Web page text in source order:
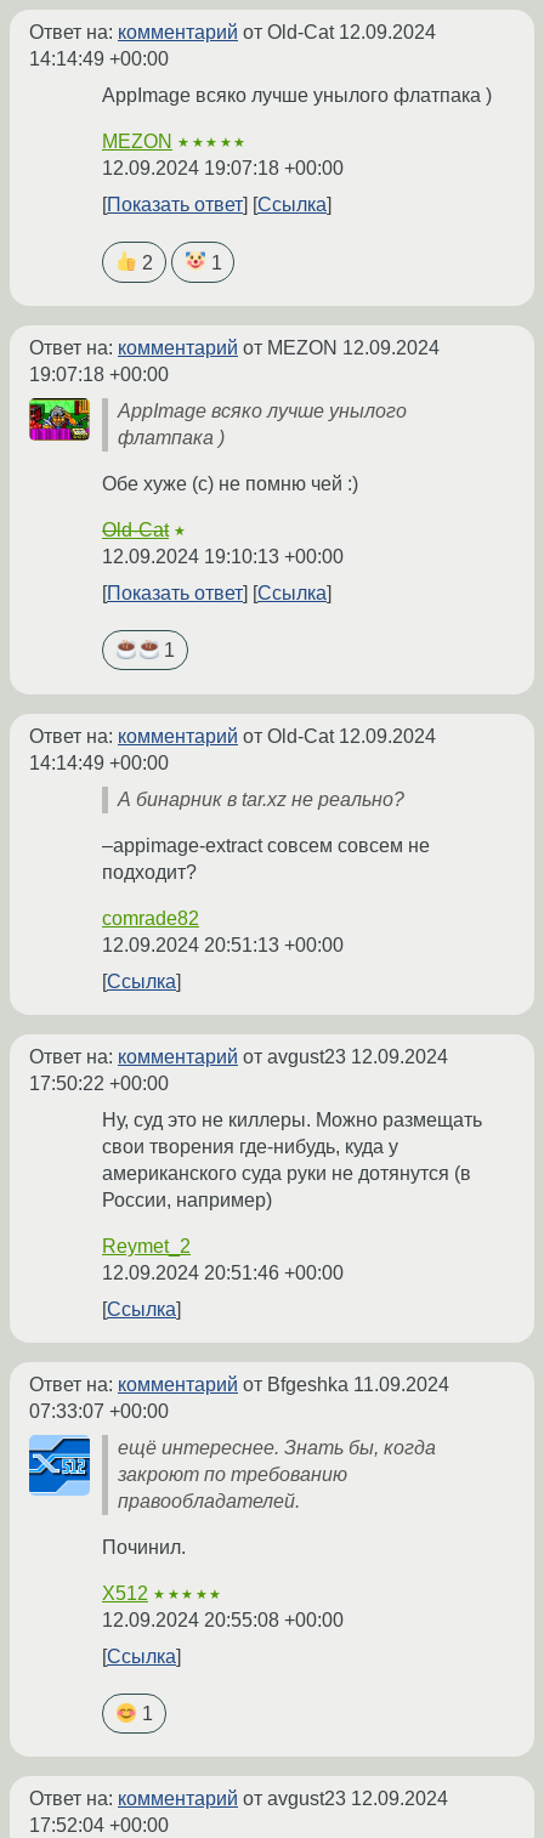
Ответ на: комментарий от Old-Cat 12.09.2024
14:14:49 +00:00
AppImage всяко лучше унылого флатпака )
MEZON ★★★★★
12.09.2024 19:07:18 +00:00
Показать ответ
Ссылка
2 1
Ответ на: комментарий от MEZON 12.09.2024
19:07:18 +00:00
AppImage всяко лучше унылого
флатпака )
Обе хуже (с) не помню чей :)
Old-Cat ★
12.09.2024 19:10:13 +00:00
Показать ответ
Ссылка
1
Ответ на: комментарий от Old-Cat 12.09.2024
14:14:49 +00:00
А бинарник в tar.xz не реально?
–appimage-extract совсем совсем не
подходит?
comrade82
12.09.2024 20:51:13 +00:00
Ссылка
Ответ на: комментарий от avgust23 12.09.2024
17:50:22 +00:00
Ну, суд это не киллеры. Можно размещать
свои творения где-нибудь, куда у
американского суда руки не дотянутся (в
России, например)
Reymet_2
12.09.2024 20:51:46 +00:00
Ссылка
Ответ на: комментарий от Bfgeshka 11.09.2024
07:33:07 +00:00
ещё интереснее. Знать бы, когда
закроют по требованию
правообладателей.
Починил.
X512 ★★★★★
12.09.2024 20:55:08 +00:00
Ссылка
1
Ответ на: комментарий от avgust23 12.09.2024
17:52:04 +00:00